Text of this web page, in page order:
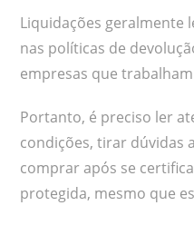
Liquidações geralmente
nas políticas de
empresas que
Portanto, é preciso ler
condições, tirar dúvidas
comprar após se
protegida, mesmo que